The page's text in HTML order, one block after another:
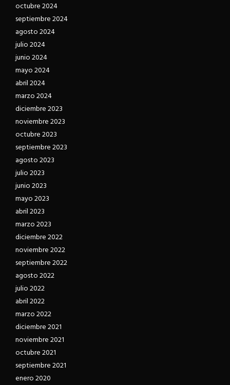
octubre 2024
septiembre 2024
agosto 2024
julio 2024
junio 2024
mayo 2024
abril 2024
marzo 2024
diciembre 2023
noviembre 2023
octubre 2023
septiembre 2023
agosto 2023
julio 2023
junio 2023
mayo 2023
abril 2023
marzo 2023
diciembre 2022
noviembre 2022
septiembre 2022
agosto 2022
julio 2022
abril 2022
marzo 2022
diciembre 2021
noviembre 2021
octubre 2021
septiembre 2021
enero 2020